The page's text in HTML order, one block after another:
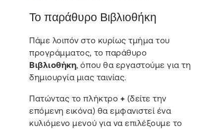
Το παράθυρο Βιβλιοθήκη
Πάμε λοιπόν στο κυρίως τμήμα του
προγράμματος, το παράθυρο
Βιβλιοθήκη, όπου θα εργαστούμε για τη
δημιουργία μιας ταινίας.
Πατώντας το πλήκτρο + (δείτε την
επόμενη εικόνα) θα εμφανιστεί ένα
κυλιόμενο μενού για να επιλέξουμε το